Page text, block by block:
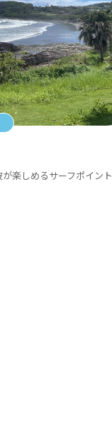
楽しめるサーフポイント